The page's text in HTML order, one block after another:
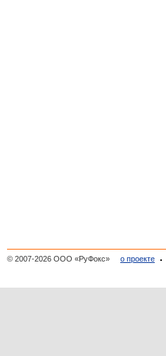
© 2007-2026 ООО «РуФокс» о проекте